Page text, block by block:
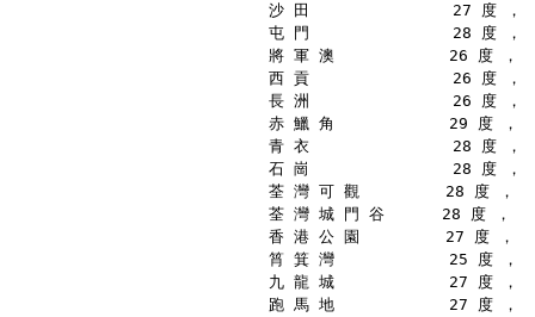
沙 田               27 度 ，
屯 門               28 度 ，
將 軍 澳            26 度 ，
西 貢               26 度 ，
長 洲               26 度 ，
赤 鱲 角            29 度 ，
青 衣               28 度 ，
石 崗               28 度 ，
荃 灣 可 觀         28 度 ，
荃 灣 城 門 谷      28 度 ，
香 港 公 園         27 度 ，
筲 箕 灣            25 度 ，
九 龍 城            27 度 ，
跑 馬 地            27 度 ，